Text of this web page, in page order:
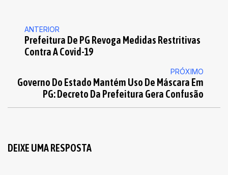
ANTERIOR
Prefeitura De PG Revoga Medidas Restritivas
Contra A Covid-19
PRÓXIMO
Governo Do Estado Mantém Uso De Máscara Em
PG: Decreto Da Prefeitura Gera Confusão
DEIXE UMA RESPOSTA